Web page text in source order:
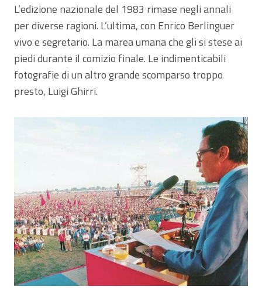
L’edizione nazionale del 1983 rimase negli annali
per diverse ragioni. L’ultima, con Enrico Berlinguer
vivo e segretario. La marea umana che gli si stese ai
piedi durante il comizio finale. Le indimenticabili
fotografie di un altro grande scomparso troppo
presto, Luigi Ghirri.